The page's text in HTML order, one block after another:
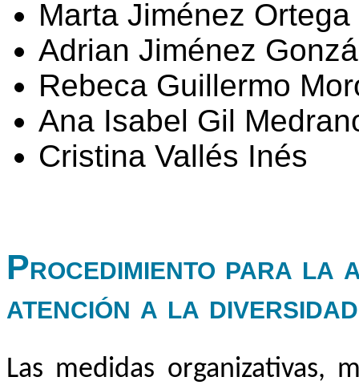
Marta Jiménez Ortega
Adrian Jiménez
Rebeca Guillermo
Ana Isabel Gil
Cristina Vallés Inés
Procedimiento para la
atención a la diversidad
Las medidas organizativas,